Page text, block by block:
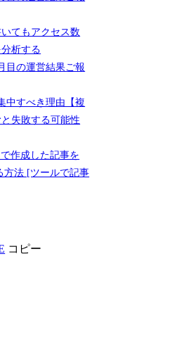
てもアクセス数
析する
目の運営結果ご報
中すべき理由【複
失敗する可能性
作成した記事を
方法 [ツールで記事
コピー